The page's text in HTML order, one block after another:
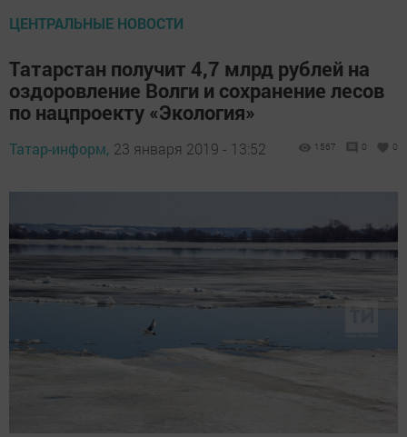
ЦЕНТРАЛЬНЫЕ НОВОСТИ
Татарстан получит 4,7 млрд рублей на
оздоровление Волги и сохранение лесов
по нацпроекту «Экология»
Татар-информ, 23 января 2019 - 13:52 1567 0 0